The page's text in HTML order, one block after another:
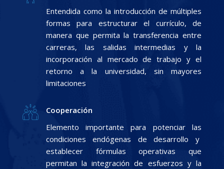
Entendida como la introducción de múltiples
formas para estructurar el currículo, de
manera que permita la transferencia entre
carreras, las salidas intermedias y la
incorporación al mercado de trabajo y el
retorno a la universidad, sin mayores
limitaciones
Cooperación
Elemento importante para potenciar las
condiciones endógenas de desarrollo y
establecer fórmulas operativas que
permitan la integración de esfuerzos y la